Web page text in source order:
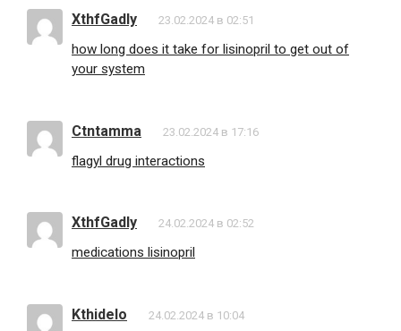
XthfGadly 23.02.2024 в 02:51
how long does it take for lisinopril to get out of
your system
Ctntamma 23.02.2024 в 17:16
flagyl drug interactions
XthfGadly 24.02.2024 в 02:52
medications lisinopril
Kthidelo 24.02.2024 в 10:04